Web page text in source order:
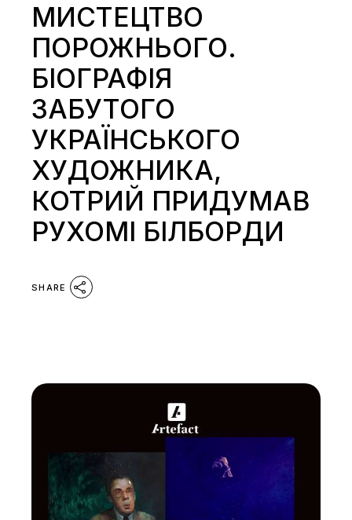
МИСТЕЦТВО
ПОРОЖНЬОГО.
БІОГРАФІЯ
ЗАБУТОГО
УКРАЇНСЬКОГО
ХУДОЖНИКА,
КОТРИЙ ПРИДУМАВ
РУХОМІ БІЛБОРДИ
SHARE